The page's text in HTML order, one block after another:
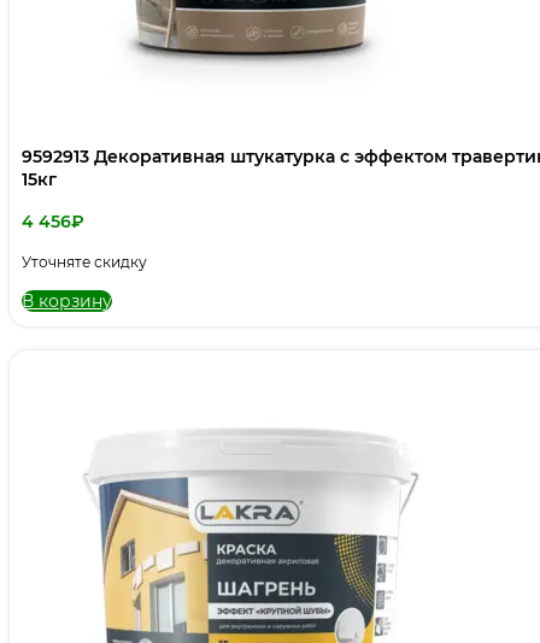
9592913 Декоративная штукатурка с эффектом
15кг
4 456₽
Уточняте скидку
В корзину